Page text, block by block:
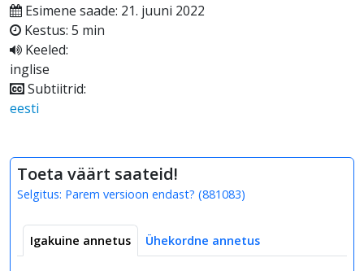
Esimene saade: 21. juuni 2022
Kestus: 5 min
Keeled:
inglise
Subtiitrid:
eesti
Toeta väärt saateid!
Selgitus: Parem versioon endast? (881083)
Igakuine annetus Ühekordne annetus